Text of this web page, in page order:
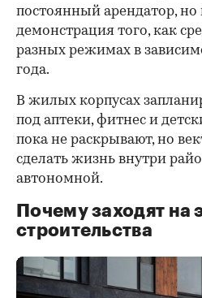
постоянный арендатор, но
демонстрация того, как
разных режимах в
года.
В жилых корпусах
под аптеки, фитнес и
пока не раскрывают, но
сделать жизнь внутри
автономной.
Почему заходят на
строительства